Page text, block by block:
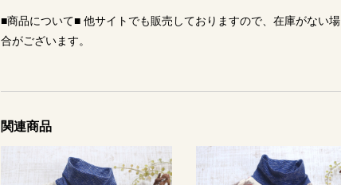
■商品について■ 他サイトでも販売しておりますので、在庫がない場
合がございます。
関連商品